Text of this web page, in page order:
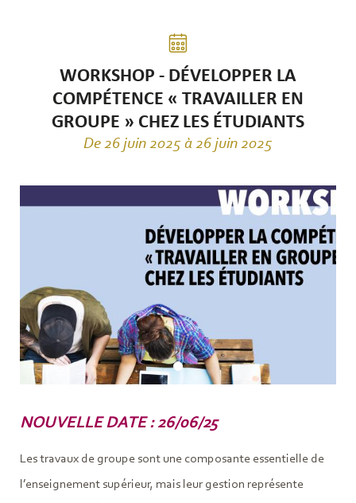
WORKSHOP - DÉVELOPPER LA
COMPÉTENCE « TRAVAILLER EN
GROUPE » CHEZ LES ÉTUDIANTS
De 26 juin 2025 à 26 juin 2025
NOUVELLE DATE : 26/06/25
Les travaux de groupe sont une composante essentielle de
l’enseignement supérieur, mais leur gestion représente